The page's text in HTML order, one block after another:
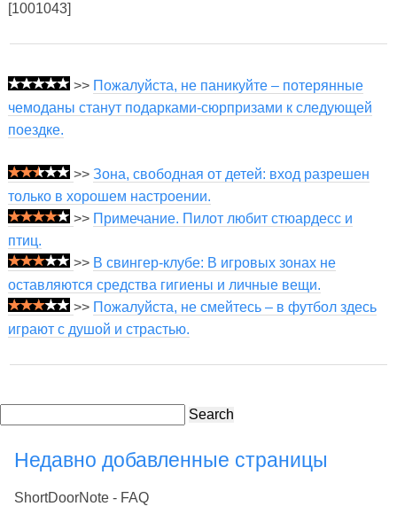
[1001043]
>> Пожалуйста, не паникуйте – потерянные
чемоданы станут подарками-сюрпризами к следующей
поездке.
>> Зона, свободная от детей: вход разрешен
только в хорошем настроении.
>> Примечание. Пилот любит стюардесс и
птиц.
>> В свингер-клубе: В игровых зонах не
оставляются средства гигиены и личные вещи.
>> Пожалуйста, не смейтесь – в футбол здесь
играют с душой и страстью.
Search
Недавно добавленные страницы
ShortDoorNote - FAQ